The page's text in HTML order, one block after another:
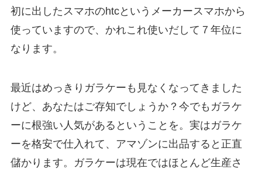
初に出したスマホのhtcというメーカースマホから
使っていますので、かれこれ使いだして７年位に
なります。
最近はめっきりガラケーも見なくなってきました
けど、あなたはご存知でしょうか？今でもガラケ
ーに根強い人気があるということを。実はガラケ
ーを格安で仕入れて、アマゾンに出品すると正直
儲かります。ガラケーは現在ではほとんど生産さ